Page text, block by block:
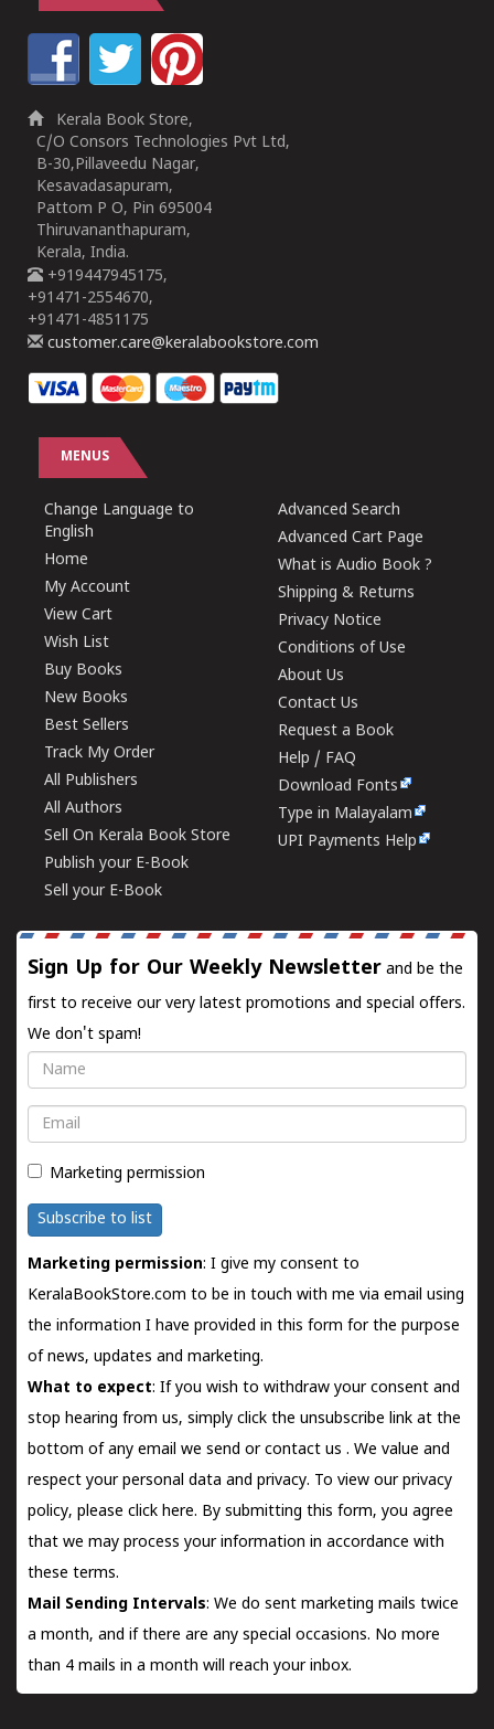
Kerala Book Store,
C/O Consors Technologies Pvt Ltd,
B-30,Pillaveedu Nagar,
Kesavadasapuram,
Pattom P O, Pin 695004
Thiruvananthapuram,
Kerala, India.
+919447945175,
+91471-2554670,
+91471-4851175
customer.care@keralabookstore.com
MENUS
Change Language to
English
Home
My Account
View Cart
Wish List
Buy Books
New Books
Best Sellers
Track My Order
All Publishers
All Authors
Sell On Kerala Book Store
Publish your E-Book
Sell your E-Book
Advanced Search
Advanced Cart Page
What is Audio Book ?
Shipping & Returns
Privacy Notice
Conditions of Use
About Us
Contact Us
Request a Book
Help / FAQ
Download Fonts
Type in Malayalam
UPI Payments Help
Sign Up for Our Weekly Newsletter and be the
first to receive our very latest promotions and special offers.
We don't spam!
Name
Email
Marketing permission
Subscribe to list
Marketing permission: I give my consent to
KeralaBookStore.com to be in touch with me via email using
the information I have provided in this form for the purpose
of news, updates and marketing.
What to expect: If you wish to withdraw your consent and
stop hearing from us, simply click the unsubscribe link at the
bottom of any email we send orcontact us . We value and
respect your personal data and privacy. To view our privacy
policy, please click here. By submitting this form, you agree
that we may process your information in accordance with
these terms.
Mail Sending Intervals: We do sent marketing mails twice
a month, and if there are any special occasions. No more
than 4 mails in a month will reach your inbox.